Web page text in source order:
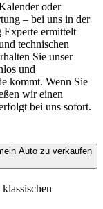
oder
– bei uns in der
Experte ermittelt
technischen
Sie unser
und
kommt. Wenn Sie
wir einen
bei uns sofort.
Auto zu verkaufen